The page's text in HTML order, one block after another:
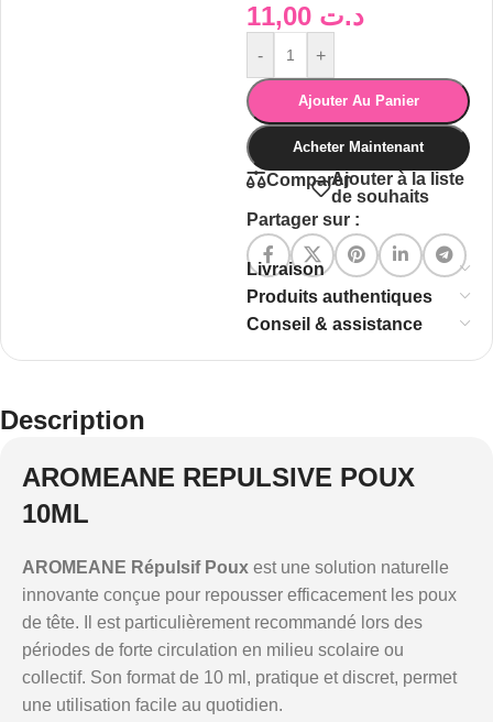
د.ت
- +
Ajouter Au Panier
Acheter Maintenant
ComparerAjouter à la liste
de souhaits
Partager sur :
Livraison
Produits authentiques
Conseil & assistance
Description
AROMEANE REPULSIVE POUX
10ML
AROMEANE Répulsif Poux est une solution naturelle
innovante conçue pour repousser efficacement les poux
de tête. Il est particulièrement recommandé lors des
périodes de forte circulation en milieu scolaire ou
collectif. Son format de 10 ml, pratique et discret, permet
une utilisation facile au quotidien.